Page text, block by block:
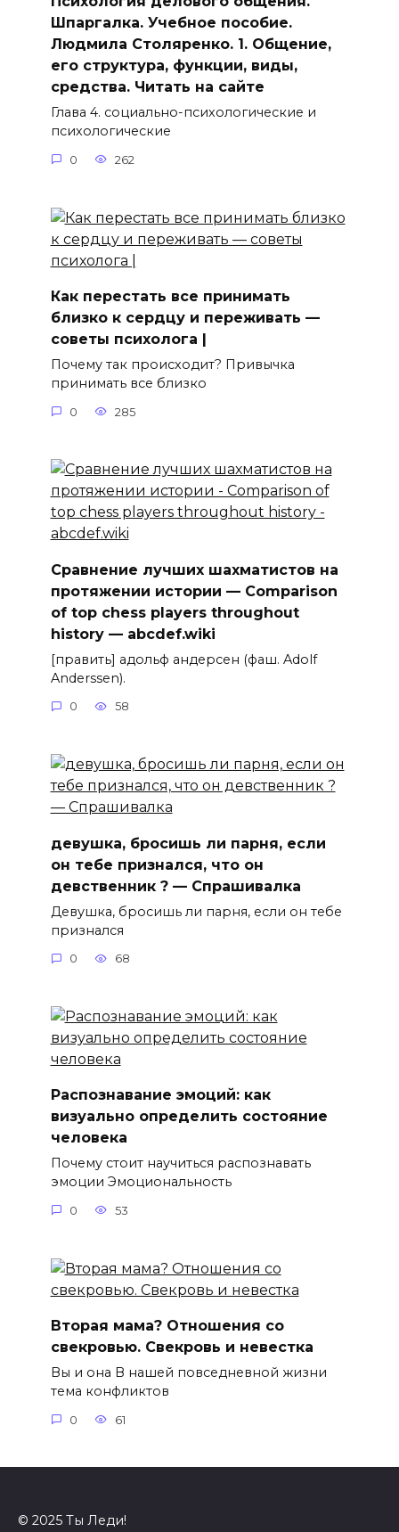
Шпаргалка. Учебное пособие.
Людмила Столяренко. 1. Общение,
его структура, функции, виды,
средства. Читать на сайте
Глава 4. социально-психологические и
психологические
0 262
Как перестать все принимать
близко к сердцу и переживать —
советы психолога |
Почему так происходит? Привычка
принимать все близко
0 285
Сравнение лучших шахматистов на
протяжении истории — Comparison
of top chess players throughout
history — abcdef.wiki
[править] адольф андерсен (фаш. Adolf
Anderssen).
0 58
девушка, бросишь ли парня, если
он тебе признался, что он
девственник ? — Спрашивалка
Девушка, бросишь ли парня, если он тебе
признался
0 68
Распознавание эмоций: как
визуально определить состояние
человека
Почему стоит научиться распознавать
эмоции Эмоциональность
0 53
Вторая мама? Отношения со
свекровью. Свекровь и невестка
Вы и она В нашей повседневной жизни
тема конфликтов
0 61
© 2025 Ты Леди!